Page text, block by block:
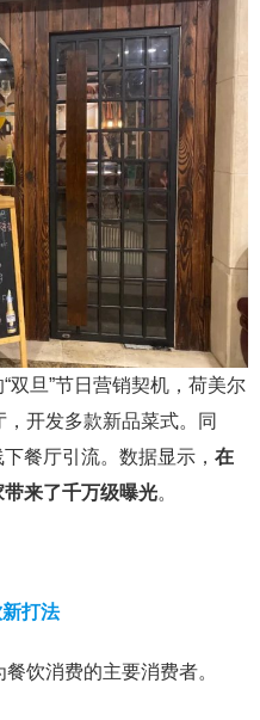
双旦”节日营销契机，荷美尔
开发多款新品菜式。同
餐厅引流。数据显示， 在
来了千万级曝光。
打法
饮消费的主要消费者。